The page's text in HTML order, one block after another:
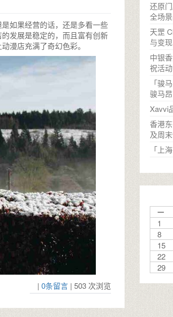
如果经营的话，还是多看一些
发展是稳定的，而且富有创新
漫店充满了奇幻色彩。
| 0条留言 | 503 次浏览
还原
全场
天罡
与变现
中银
祝活动
「骏
骏马
Xavvi
香港
及周
「上
一
1
8
15
22
29